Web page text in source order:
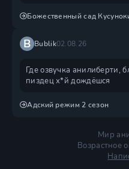
Божественный сад
B Bublik02.08.26
Где озвучка анилиберти,
пиздец х*й дождëшся
Адский режим 2 сезон
Мир
Возрастное